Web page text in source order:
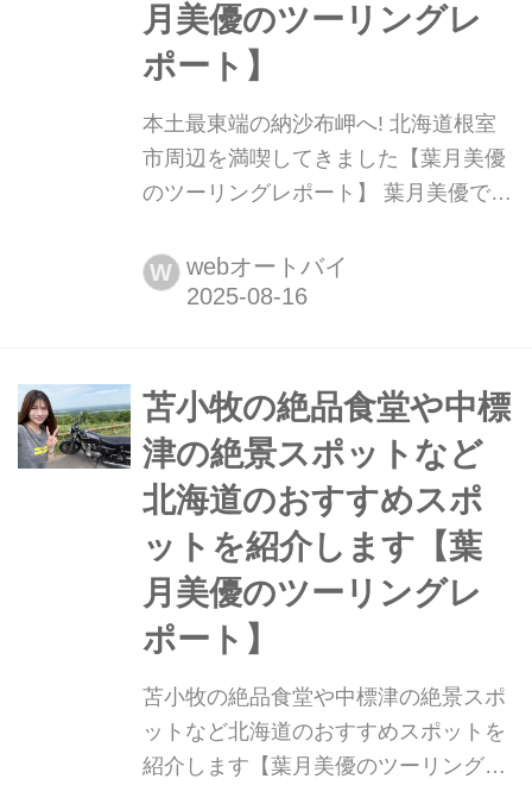
月美優のツーリングレ
ポート】
本土最東端の納沙布岬へ! 北海道根室
市周辺を満喫してきました【葉月美優
のツーリングレポート】 葉月美優で
バイクBG』2025年9月号に掲載されて
る北海道ツーリングの番外編をレポー
ください。 どこの田舎道も同じです
が、お手洗いやガソリンスタンドが少
ない印象でした。特に、...
W webオートバイ
苫小牧の絶品食堂や中標
津の絶景スポットなど
北海道のおすすめスポ
ットを紹介します【葉
月美優のツーリングレ
ポート】
苫小牧の絶品食堂や中標津の絶景スポ
ットなど北海道のおすすめスポットを
紹介します【葉月美優のツーリングレ